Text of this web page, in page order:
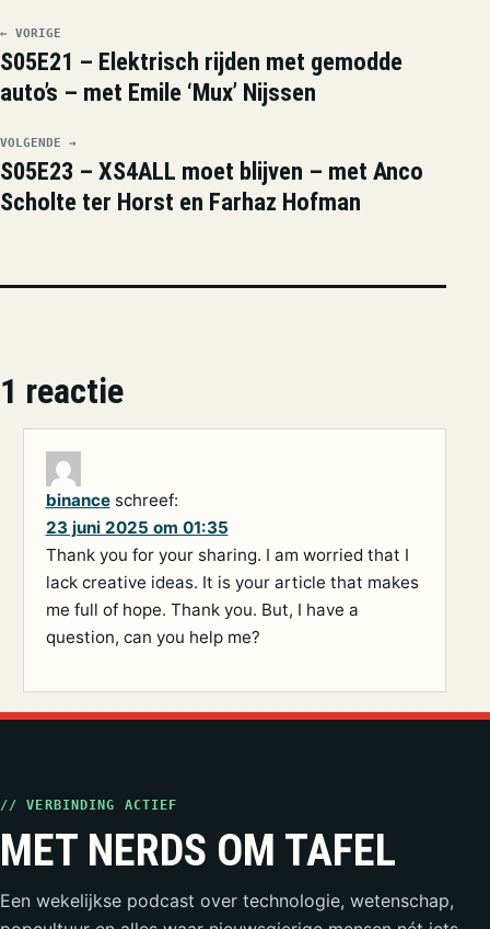
← VORIGE
S05E21 – Elektrisch rijden met gemodde
auto’s – met Emile ‘Mux’ Nijssen
VOLGENDE →
S05E23 – XS4ALL moet blijven – met Anco
Scholte ter Horst en Farhaz Hofman
1 reactie
binance schreef:
23 juni 2025 om 01:35
Thank you for your sharing. I am worried that I
lack creative ideas. It is your article that makes
me full of hope. Thank you. But, I have a
question, can you help me?
// VERBINDING ACTIEF
MET NERDS OM TAFEL
Een wekelijkse podcast over technologie, wetenschap,